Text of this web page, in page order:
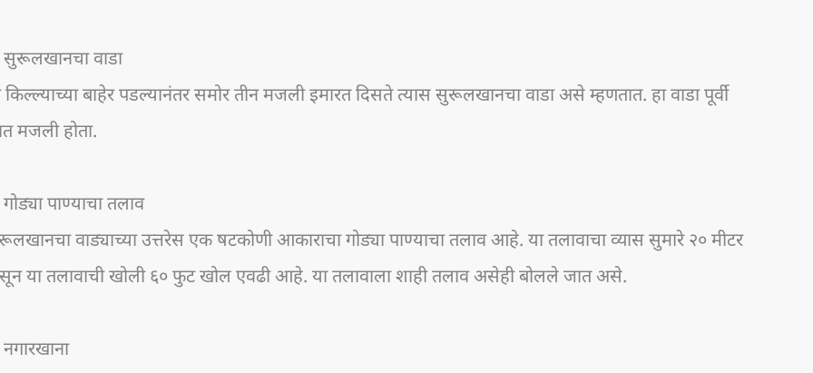
सुरूलखानचा वाडा
किल्ल्याच्या बाहेर पडल्यानंतर समोर तीन मजली इमारत दिसते त्यास सुरूलखानचा वाडा असे म्हणतात. हा वाडा पूर्वी
मजली होता.
पाण्याचा तलाव
वाड्याच्या उत्तरेस एक षटकोणी आकाराचा गोड्या पाण्याचा तलाव आहे. या तलावाचा व्यास सुमारे २० मीटर
या तलावाची खोली ६० फुट खोल एवढी आहे. या तलावाला शाही तलाव असेही बोलले जात असे.